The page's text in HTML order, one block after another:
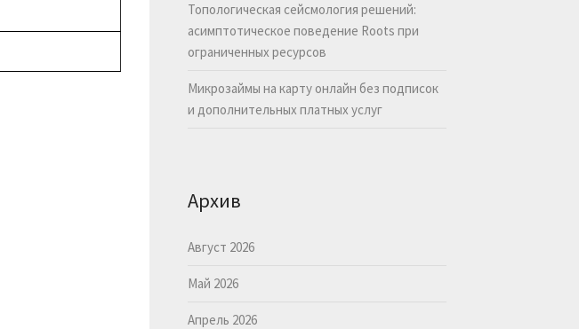
Топологическая сейсмология решений:
асимптотическое поведение Roots при
ограниченных ресурсов
Микрозаймы на карту онлайн без подписок
и дополнительных платных услуг
Архив
Август 2026
Май 2026
Апрель 2026